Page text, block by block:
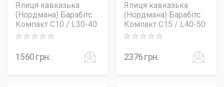
Ялиця кавказька
(Нордмана) Барабітс
Компакт C10 / L30-40
Rating: 0 out of 5
1560грн.
Ялиця кавказька
(Нордмана) Барабітс
Компакт C15 / L40-50
Rating: 0 out of 5
2376грн.